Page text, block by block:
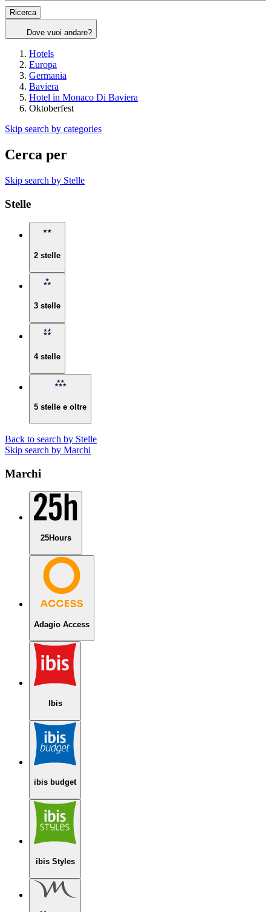
Ricerca
Dove vuoi andare?
Hotels
Europa
Germania
Baviera
Hotel in Monaco Di Baviera
Oktoberfest
Skip search by categories
Cerca per
Skip search by Stelle
Stelle
2 stelle
3 stelle
4 stelle
5 stelle e oltre
Back to search by Stelle
Skip search by Marchi
Marchi
25Hours
Adagio Access
Ibis
ibis budget
ibis Styles